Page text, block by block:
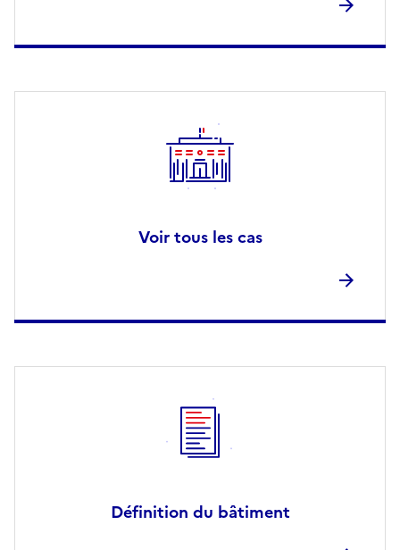
Voir tous les cas
Définition du bâtiment